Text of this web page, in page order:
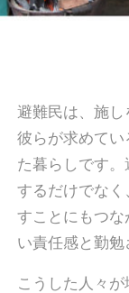
避難民は、施し
彼らが求めて
た暮らしです
するだけでな
すことにもつ
い責任感と勤勉
こうした人々